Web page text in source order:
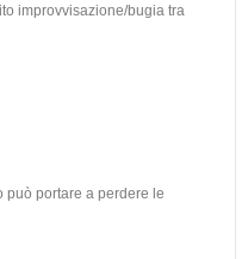
improvvisazione/bugia tra
può portare a perdere le